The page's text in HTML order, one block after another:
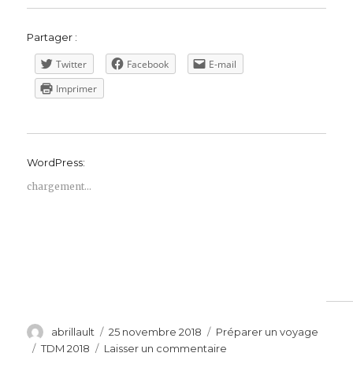
Partager :
Twitter Facebook
E-mail
Imprimer
WordPress:
chargement…
Auteur
abrillault
Publié
le
25 novembre 2018 Catégories
Préparer un voyage
Étiquettes
TDM 2018 Laisser un commentaire